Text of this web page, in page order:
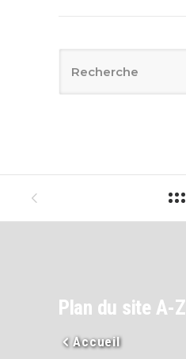
Plan du site A-Z
Accueil